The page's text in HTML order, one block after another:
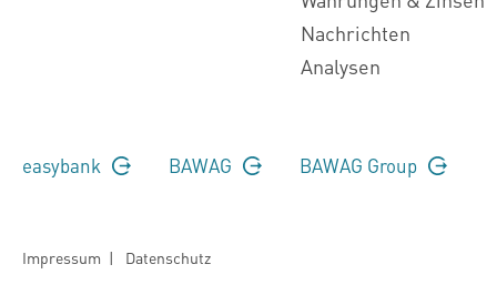
Nachrichten
Analysen
easybank BAWAG BAWAG Group
Impressum | Datenschutz